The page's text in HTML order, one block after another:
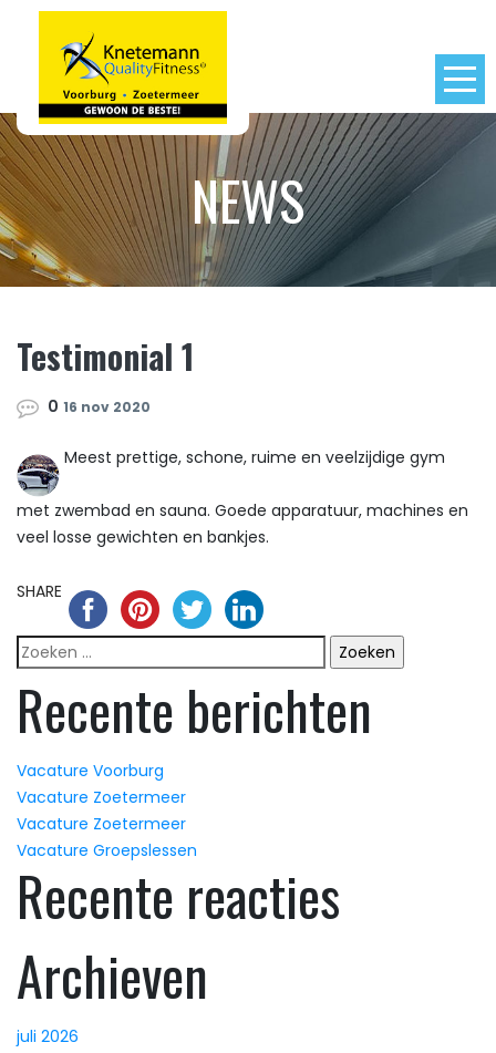
NEWS
Testimonial 1
0 16 nov 2020
Meest prettige, schone, ruime en veelzijdige gym
met zwembad en sauna. Goede apparatuur, machines en
veel losse gewichten en bankjes.
SHARE
Zoeken
naar:
Recente berichten
Vacature Voorburg
Vacature Zoetermeer
Vacature Zoetermeer
Vacature Groepslessen
Recente reacties
Archieven
juli 2026